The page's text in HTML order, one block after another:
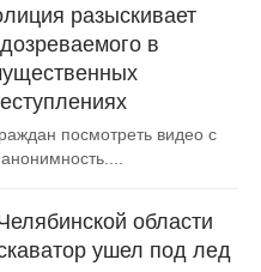
разыскивает
в
посмотреть видео с
области
ушел под лед